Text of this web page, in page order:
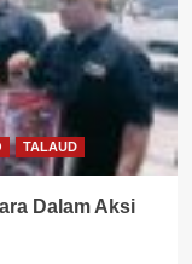
TALAUD
Dalam Aksi